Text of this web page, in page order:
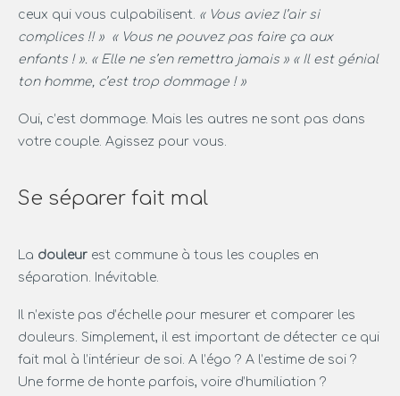
ceux qui vous culpabilisent. « Vous aviez l’air si
complices !! » « Vous ne pouvez pas faire ça aux
enfants ! ». « Elle ne s’en remettra jamais » « Il est génial
ton homme, c’est trop dommage ! »
Oui, c’est dommage. Mais les autres ne sont pas dans
votre couple. Agissez pour vous.
Se séparer fait mal
La douleur est commune à tous les couples en
séparation. Inévitable.
Il n’existe pas d’échelle pour mesurer et comparer les
douleurs. Simplement, il est important de détecter ce qui
fait mal à l’intérieur de soi. A l’égo ? A l’estime de soi ?
Une forme de honte parfois, voire d’humiliation ?